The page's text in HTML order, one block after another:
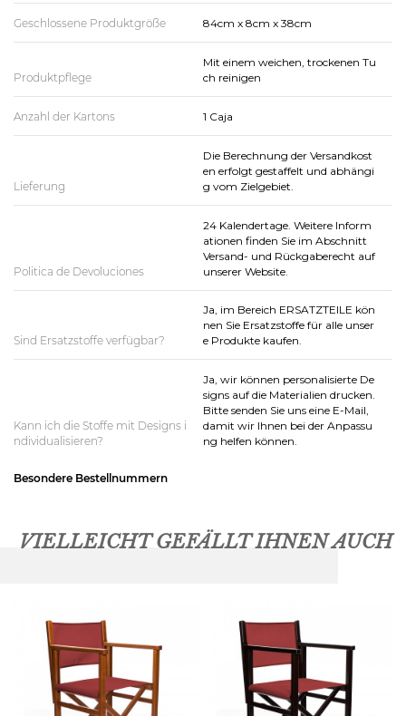
Geschlossene Produktgröße 84cm x 8cm x 38cm
Produktpflege
Mit einem weichen, trockenen Tu
ch reinigen
Anzahl der Kartons 1 Caja
Lieferung
Die Berechnung der Versandkost
en erfolgt gestaffelt und abhängi
g vom Zielgebiet.
Politica de Devoluciones
24 Kalendertage. Weitere Inform
ationen finden Sie im Abschnitt
Versand- und Rückgaberecht auf
unserer Website.
Sind Ersatzstoffe verfügbar?
Ja, im Bereich ERSATZTEILE kön
nen Sie Ersatzstoffe für alle unser
e Produkte kaufen.
Kann ich die Stoffe mit Designs i
ndividualisieren?
Ja, wir können personalisierte De
signs auf die Materialien drucken.
Bitte senden Sie uns eine E-Mail,
damit wir Ihnen bei der Anpassu
ng helfen können.
Besondere Bestellnummern
VIELLEICHT GEFÄLLT IHNEN AUCH